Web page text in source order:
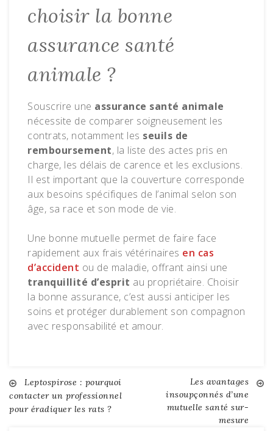
choisir la bonne
assurance santé
animale ?
Souscrire une assurance santé animale
nécessite de comparer soigneusement les
contrats, notamment les seuils de
remboursement, la liste des actes pris en
charge, les délais de carence et les exclusions.
Il est important que la couverture corresponde
aux besoins spécifiques de l’animal selon son
âge, sa race et son mode de vie.
Une bonne mutuelle permet de faire face
rapidement aux frais vétérinaires en cas
d’accident ou de maladie, offrant ainsi une
tranquillité d’esprit au propriétaire. Choisir
la bonne assurance, c’est aussi anticiper les
soins et protéger durablement son compagnon
avec responsabilité et amour.
Post
navigation
Leptospirose : pourquoi
contacter un professionnel
pour éradiquer les rats ?
Les avantages
insoupçonnés d’une
mutuelle santé sur-
mesure